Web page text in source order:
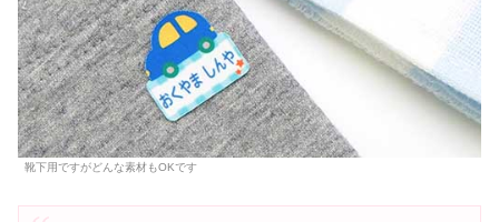
靴下用ですがどんな素材もOKです